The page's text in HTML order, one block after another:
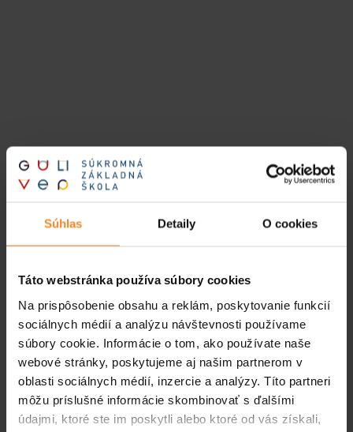
Súhlas Detaily O cookies
Táto webstránka používa súbory cookies
Na prispôsobenie obsahu a reklám, poskytovanie funkcií
sociálnych médií a analýzu návštevnosti používame
súbory cookie. Informácie o tom, ako používate naše
webové stránky, poskytujeme aj našim partnerom v
oblasti sociálnych médií, inzercie a analýzy. Títo partneri
môžu príslušné informácie skombinovať s ďalšími
údajmi, ktoré ste im poskytli alebo ktoré od vás získali,